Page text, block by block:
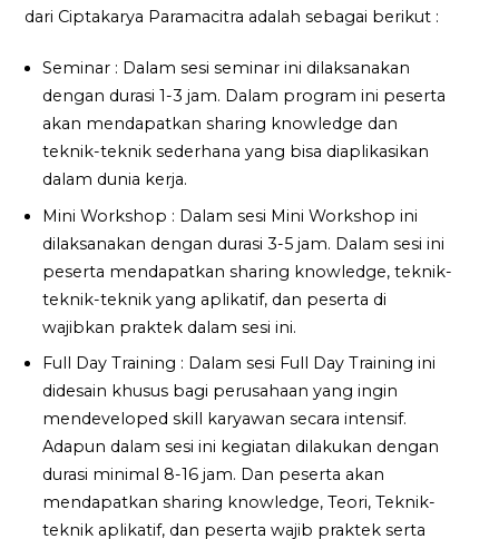
dari Ciptakarya Paramacitra adalah sebagai berikut :
Seminar : Dalam sesi seminar ini dilaksanakan
dengan durasi 1-3 jam. Dalam program ini peserta
akan mendapatkan sharing knowledge dan
teknik-teknik sederhana yang bisa diaplikasikan
dalam dunia kerja.
Mini Workshop : Dalam sesi Mini Workshop ini
dilaksanakan dengan durasi 3-5 jam. Dalam sesi ini
peserta mendapatkan sharing knowledge, teknik-
teknik-teknik yang aplikatif, dan peserta di
wajibkan praktek dalam sesi ini.
Full Day Training : Dalam sesi Full Day Training ini
didesain khusus bagi perusahaan yang ingin
mendeveloped skill karyawan secara intensif.
Adapun dalam sesi ini kegiatan dilakukan dengan
durasi minimal 8-16 jam. Dan peserta akan
mendapatkan sharing knowledge, Teori, Teknik-
teknik aplikatif, dan peserta wajib praktek serta